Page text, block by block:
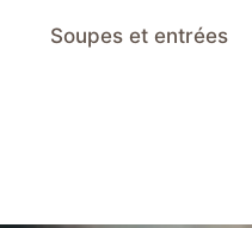
Soupes et entrées